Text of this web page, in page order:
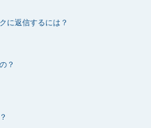
に返信するには？
？